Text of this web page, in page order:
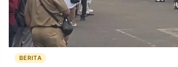
PRIVACY
POLICY
BERITA
INFORMASI
IKLAN
KIRIM
BERITA